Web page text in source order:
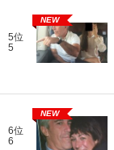
5位
5
NEW
6位
6
NEW